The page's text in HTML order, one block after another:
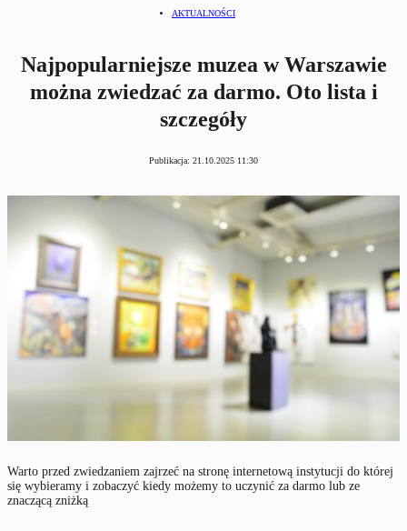
AKTUALNOŚCI
Najpopularniejsze muzea w Warszawie
można zwiedzać za darmo. Oto lista i
szczegóły
Publikacja: 21.10.2025 11:30
Warto przed zwiedzaniem zajrzeć na stronę internetową instytucji do której
się wybieramy i zobaczyć kiedy możemy to uczynić za darmo lub ze
znaczącą zniżką